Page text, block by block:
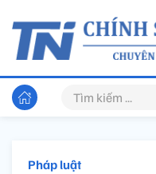
Pháp luật